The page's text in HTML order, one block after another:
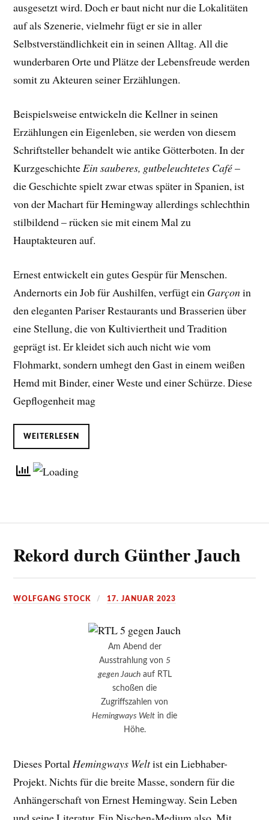
ausgesetzt wird. Doch er baut nicht nur die Lokalitäten
auf als Szenerie, vielmehr fügt er sie in aller
Selbstverständlichkeit ein in seinen Alltag. All die
wunderbaren Orte und Plätze der Lebensfreude werden
somit zu Akteuren seiner Erzählungen.
Beispielsweise entwickeln die Kellner in seinen
Erzählungen ein Eigenleben, sie werden von diesem
Schriftsteller behandelt wie antike Götterboten. In der
KurzgeschichteEin sauberes, gutbeleuchtetes Café–
die Geschichte spielt zwar etwas später in Spanien, ist
von der Machart für Hemingway allerdings schlechthin
stilbildend – rücken sie mit einem Mal zu
Hauptakteuren auf.
Ernest entwickelt ein gutes Gespür für Menschen.
Andernorts ein Job für Aushilfen, verfügt ein Garçonin
den eleganten Pariser Restaurants und Brasserien über
eine Stellung, die von Kultiviertheit und Tradition
geprägt ist. Er kleidet sich auch nicht wie vom
Flohmarkt, sondern umhegt den Gast in einem weißen
Hemd mit Binder, einer Weste und einer Schürze. Diese
Gepflogenheit mag
WEITERLESEN
Rekord durch Günther Jauch
WOLFGANG STOCK 17. JANUAR 2023
Am Abend der
Ausstrahlung von 5
gegen Jauchauf RTL
schoßen die
Zugriffszahlen von
Hemingways Welt in die
Höhe.
Dieses PortalHemingways Weltist ein Liebhaber-
Projekt. Nichts für die breite Masse, sondern für die
Anhängerschaft von Ernest Hemingway. Sein Leben